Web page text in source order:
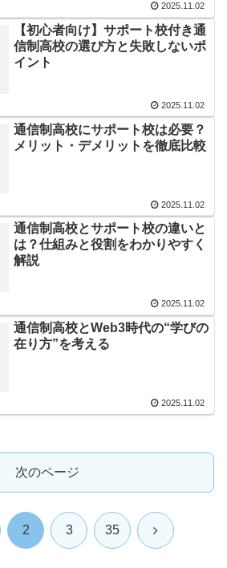
2025.11.02
【初心者向け】サポート校付き通
信制高校の選び方と失敗しないポ
イント
2025.11.02
通信制高校にサポート校は必要？
メリット・デメリットを徹底比較
2025.11.02
通信制高校とサポート校の違いと
は？仕組みと役割をわかりやすく
解説
2025.11.02
通信制高校とWeb3時代の“学びの
在り方”を考える
2025.11.02
次のページ
2 3 35 次